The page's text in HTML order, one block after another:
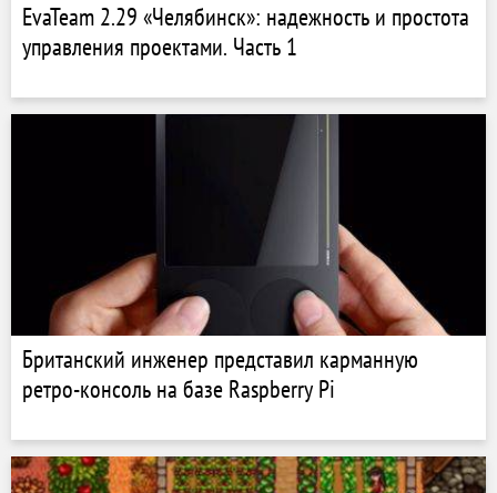
EvaTeam 2.29 «Челябинск»: надежность и простота
управления проектами. Часть 1
Британский инженер представил карманную
ретро-консоль на базе Raspberry Pi